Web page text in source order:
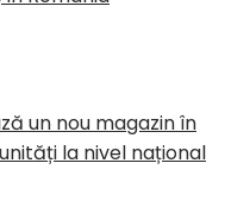
un nou magazin în
la nivel național